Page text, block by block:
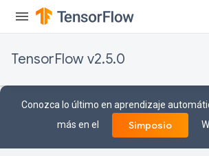
TensorFlow v2.5.0
Conozca lo último en aprendizaje
más en el
Simposio